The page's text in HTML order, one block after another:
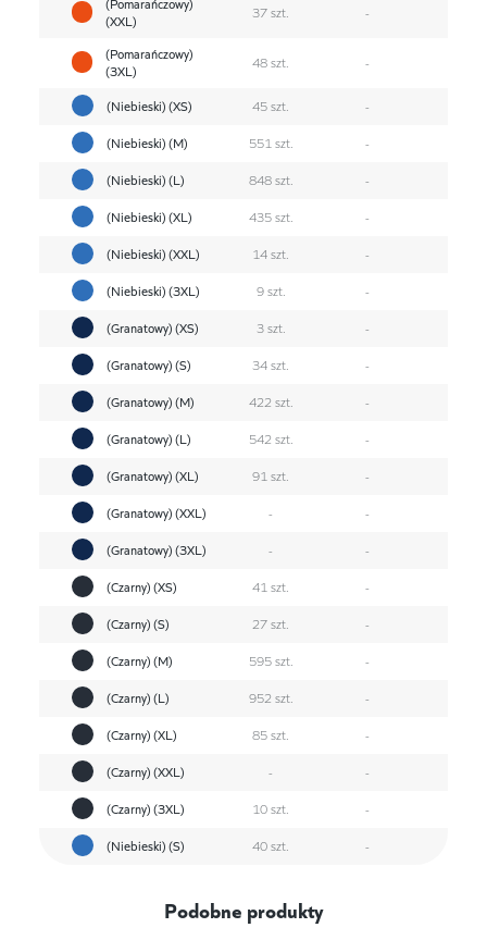
(XXL)
37 szt. -
(Pomarańczowy)
(3XL)
48 szt. -
(Niebieski) (XS) 45 szt.
-
(Niebieski) (M)
551 szt.
-
(Niebieski) (L)
848 szt.
-
(Niebieski) (XL)
435 szt.
-
(Niebieski) (XXL)
14 szt.
-
(Niebieski) (3XL)
9 szt.
-
(Granatowy) (XS)
3 szt.
-
(Granatowy) (S)
34 szt.
-
(Granatowy) (M)
422 szt.
-
(Granatowy) (L)
542 szt.
-
(Granatowy) (XL)
91 szt.
-
(Granatowy) (XXL)
-
-
(Granatowy) (3XL)
-
-
(Czarny) (XS)
41 szt.
-
(Czarny) (S)
27 szt.
-
(Czarny) (M)
595 szt.
-
(Czarny) (L)
952 szt.
-
(Czarny) (XL)
85 szt.
-
(Czarny) (XXL)
-
-
(Czarny) (3XL)
10 szt.
-
(Niebieski) (S)
40 szt. -
Podobne produkty